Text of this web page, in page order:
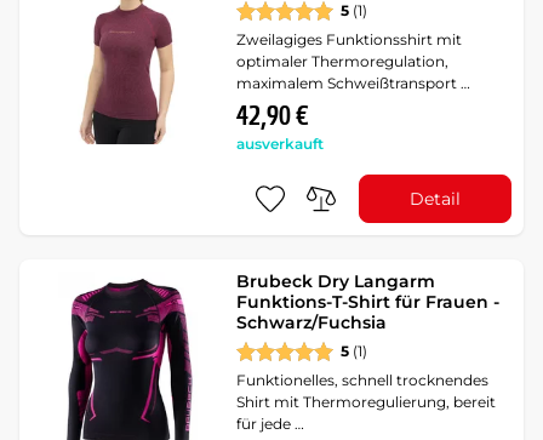
5 (1)
Zweilagiges Funktionsshirt mit
optimaler Thermoregulation,
maximalem Schweißtransport …
42,90 €
ausverkauft
Detail
Brubeck Dry Langarm
Funktions-T-Shirt für Frauen -
Schwarz/Fuchsia
5 (1)
Funktionelles, schnell trocknendes
Shirt mit Thermoregulierung, bereit
für jede …